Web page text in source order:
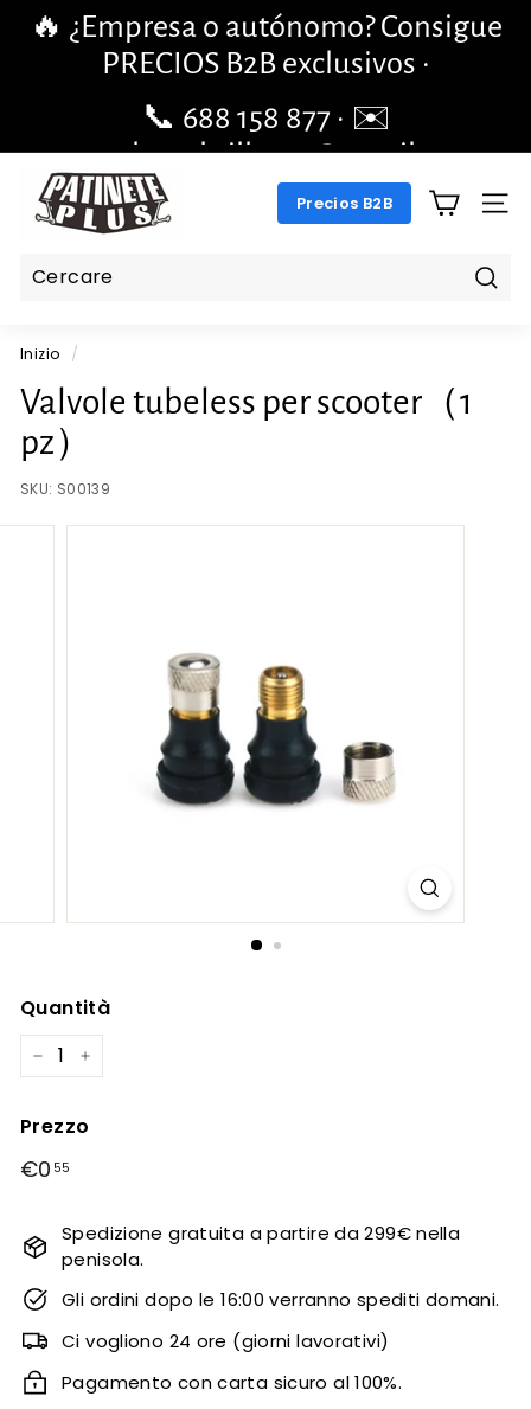
direttamente
mettere
in
le
diapositive
🔥 ¿Empresa o autónomo? Consigue
PRECIOS B2B exclusivos ·
📞 688 158 877 · ✉️
pengchengbrillante@gmail.com
A
T
E
L
U
S.
Precios B2B
Inizio /
Valvole tubeless per scooter（1
pz）
SKU: S00139
Quantità
− +
Prezzo
prezzo
€0 55
Spedizione gratuita a partire da 299€ nella
penisola.
Gli ordini dopo le 16:00 verranno spediti domani.
Ci vogliono 24 ore (giorni lavorativi)
Pagamento con carta sicuro al 100%.